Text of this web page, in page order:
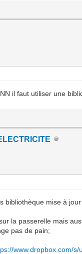
il faut utiliser une
bibliothèque mise à
la passerelle mais
pas de pain;
www.dropbox.com/